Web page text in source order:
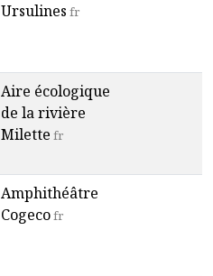
Ursulines fr
Aire écologique
de la rivière
Milette fr
Amphithéâtre
Cogecofr